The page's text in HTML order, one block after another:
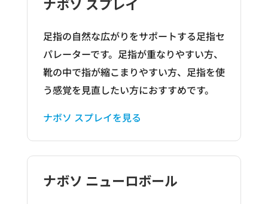
足指の自然な広がりをサポートする足指セ
パレーターです。足指が重なりやすい方、
靴の中で指が縮こまりやすい方、足指を使
う感覚を見直したい方におすすめです。
ナボソ スプレイを見る
ナボソ ニューロボール